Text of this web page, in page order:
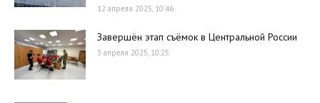
12 апреля 2025, 10:46
Завершён этап съёмок в Центральной России
3 апреля 2025, 10:25